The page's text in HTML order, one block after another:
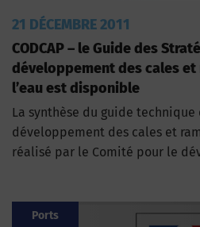
21 DÉCEMBRE 2011
CODCAP – le Guide des
développement des cales et
l’eau est disponible
La synthèse du guide technique
développement des cales et
réalisé par le Comité pour le
Ports